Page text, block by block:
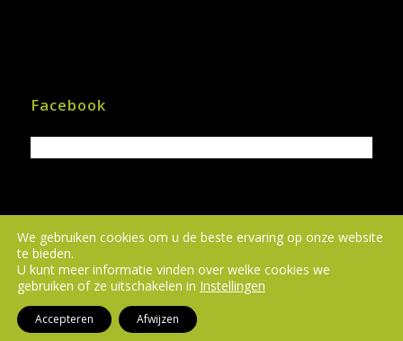
Facebook
Loonbedrijf Vinkega | Webdesign Gerealiseerd
Home
Diensten Over ons
AVG | ePrivacy Verklaring
We gebruiken cookies om u de beste ervaring op onze website
te bieden.
U kunt meer informatie vinden over welke cookies we
gebruiken of ze uitschakelen in Instellingen
Accepteren Afwijzen